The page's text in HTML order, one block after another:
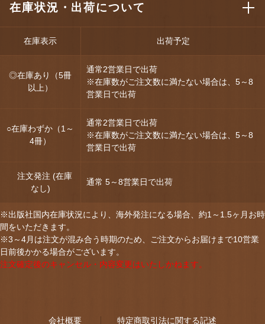
在庫状況・出荷について
在庫表示 出荷予定
◎在庫あり（5冊
以上）
通常2営業日で出荷
※在庫数がご注文数に満たない場合は、5～8
営業日で出荷
○在庫わずか（1～
4冊）
通常2営業日で出荷
※在庫数がご注文数に満たない場合は、5～8
営業日で出荷
注文発注 (在庫
なし)
通常 5～8営業日で出荷
※出版社国内在庫状況により、海外発注になる場合、約1～1.5ヶ月お時
間をいただきます。
※3～4月は注文が混み合う時期のため、ご注文からお届けまで10営業
日前後かかる場合がございます。
注文確定後のキャンセル・内容変更はいたしかねます。
会社概要 特定商取引法に関する記述